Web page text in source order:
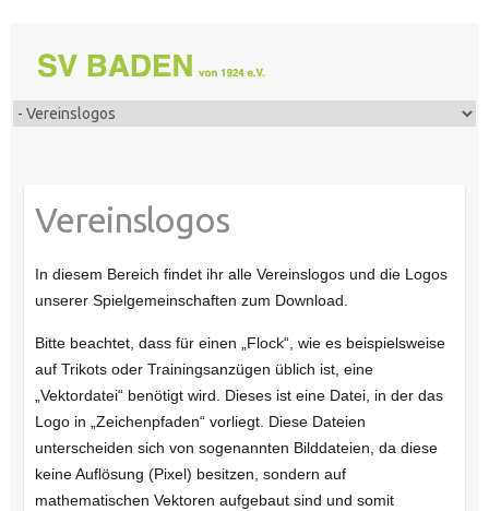
Vereinslogos
In diesem Bereich findet ihr alle Vereinslogos und die Logos
unserer Spielgemeinschaften zum Download.
Bitte beachtet, dass für einen „Flock“, wie es beispielsweise
auf Trikots oder Trainingsanzügen üblich ist, eine
„Vektordatei“ benötigt wird. Dieses ist eine Datei, in der das
Logo in „Zeichenpfaden“ vorliegt. Diese Dateien
unterscheiden sich von sogenannten Bilddateien, da diese
keine Auflösung (Pixel) besitzen, sondern auf
mathematischen Vektoren aufgebaut sind und somit